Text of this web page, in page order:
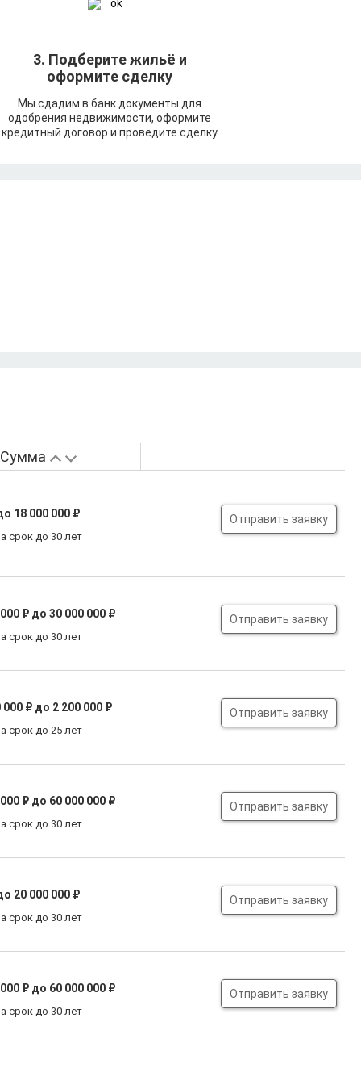
3. Подберите жильё и
оформите сделку
Мы сдадим в банк документы для
одобрения недвижимости, оформите
кредитный договор и проведите сделку
Сумма
18 000 000 ₽
срок до 30 лет
Отправить заявку
₽ до 30 000 000 ₽
срок до 30 лет
Отправить заявку
000 ₽ до 2 200 000 ₽
срок до 25 лет
Отправить заявку
₽ до 60 000 000 ₽
срок до 30 лет
Отправить заявку
20 000 000 ₽
срок до 30 лет
Отправить заявку
₽ до 60 000 000 ₽
срок до 30 лет
Отправить заявку